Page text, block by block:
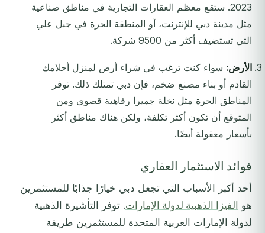
2023. ستقع معظم العقارات التجارية في مناطق صناعية
مثل مدينة دبي للإنترنت، أو المنطقة الحرة في جبل علي
التي تستضيف أكثر من 9500 شركة.
الأرض: سواء كنت ترغب في شراء أرض لمنزل أحلامك
القادم أو بناء مصنع ضخم، فإن دبي تمتلك ذلك. توفر
المناطق الحرة مثل نخلة جميرا رفاهية قصوى ومن
المتوقع أن تكون أكثر تكلفة، ولكن هناك مناطق أكثر
بأسعار معقولة أيضًا.
فوائد الاستثمار العقاري
أحد أكبر الأسباب التي تجعل دبي خيارًا جذابًا للمستثمرين
هو الفيزا الذهبية لدولة الإمارات. توفر التأشيرة الذهبية
لدولة الإمارات العربية المتحدة للمستثمرين طريقة